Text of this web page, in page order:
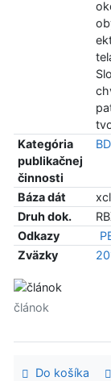
Kategória
publikačnej
činnosti
Báza dát
Druh dok.
Odkazy
Zväzky
článok
Do košíka